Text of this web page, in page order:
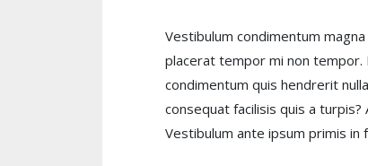
Vestibulum condimentum
placerat tempor mi non tempor.
condimentum quis hendrerit
consequat facilisis quis a
Vestibulum ante ipsum primis in